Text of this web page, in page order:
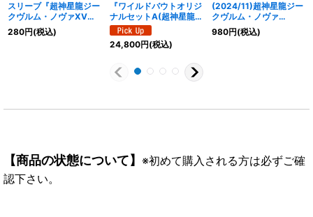
スリーブ『超神星龍ジー
クヴルム・ノヴァXV』
40枚【-】{-}《サプラ
イ》
280円(税込)
『ワイルドバウトオリジ
ナルセットA(超神星龍ジ
ークヴルム・ノヴァ)』
【-】{-}《サプライ》
24,800円(税込)
(2024/11)超神星龍ジー
クヴルム・ノヴァ
XV【XV】{BS70-
XV01}《赤》
980円(税込)
【商品の状態について】 ※初めて購入される方は必ずご確
認下さい。